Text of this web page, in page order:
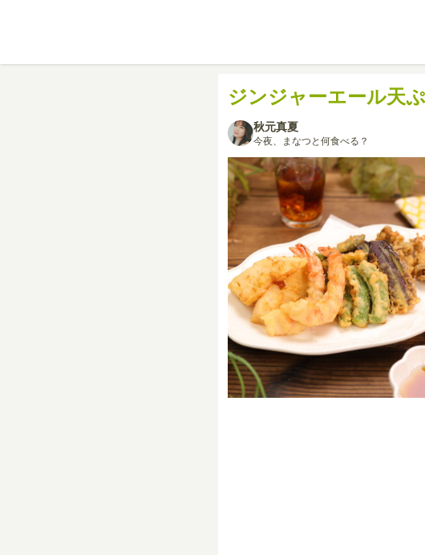
ジンジャーエール天
秋元真夏
今夜、まなつと何食べる？